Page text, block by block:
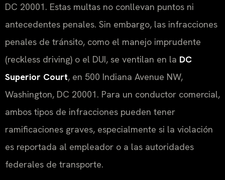
DC 20001. Estas multas no conllevan puntos ni
antecedentes penales. Sin embargo, las infracciones
penales de tránsito, como el manejo imprudente
(reckless driving) o el DUI, se ventilan en la DC
Superior Court, en 500 Indiana Avenue NW,
Washington, DC 20001. Para un conductor comercial,
ambos tipos de infracciones pueden tener
ramificaciones graves, especialmente si la violación
es reportada al empleador o a las autoridades
federales de transporte.